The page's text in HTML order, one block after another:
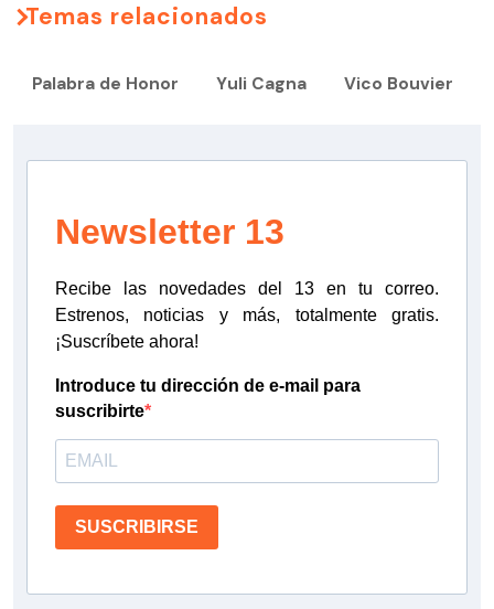
Temas relacionados
Palabra de Honor Yuli Cagna Vico Bouvier
Newsletter 13
Recibe las novedades del 13 en tu correo.
Estrenos, noticias y más, totalmente gratis.
¡Suscríbete ahora!
Introduce tu dirección de e-mail para
suscribirte
SUSCRIBIRSE